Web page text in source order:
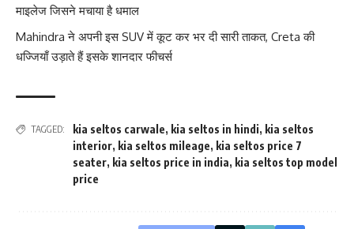
माइलेज जिसने मचाया है धमाल
Mahindra ने अपनी इस SUV में कूट कर भर दी सारी ताकत, Creta की
धज्जियाँ उड़ाते हैं इसके शानदार फीचर्स
TAGGED: kia seltos carwale, kia seltos in hindi, kia seltos
interior, kia seltos mileage, kia seltos price 7
seater, kia seltos price in india, kia seltos top model
price